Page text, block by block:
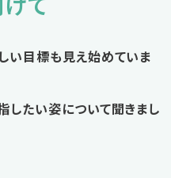
い目標も見え始めていま
したい姿について聞きまし